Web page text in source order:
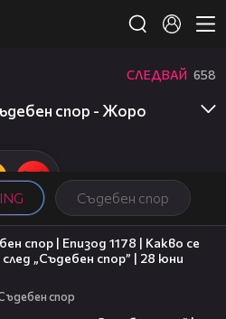
Съдебен спор
СЛЕДВАЙ 658
спор - Жоро
спор | Епизод 1178 | Какво се
след „Съдебен спор” | 28 юни
спор